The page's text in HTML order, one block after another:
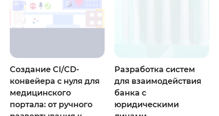
Создание CI/CD-
конвейера с нуля для
медицинского
портала: от ручного
Разработка систем
для взаимодействия
банка с
юридическими